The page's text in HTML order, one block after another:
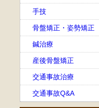
手技
骨盤矯正・姿勢矯正
鍼治療
産後骨盤矯正
交通事故治療
交通事故Q&A